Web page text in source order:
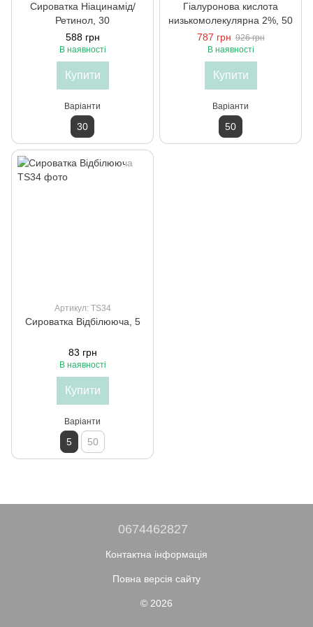
Сироватка Ніацинамід/
Ретинол, 30
588 грн
В наявності
Купити
Варіанти
30
Гіалуронова кислота
низькомолекулярна 2%, 50
787 грн 926 грн
В наявності
Купити
Варіанти
50
Артикул: TS34
Сироватка Відбілююча, 5
83 грн
В наявності
Купити
Варіанти
5 50
0674462827
Контактна інформація
Повна версія сайту
© 2026